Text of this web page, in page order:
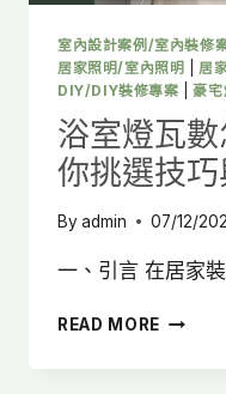
燈
光
配
置
全
解
析
室內設計案例/室內裝修
居家照明/室內照明
|居
DIY/DIY裝修專案 |豪
浴室燈瓦
你挑選技
Byadmin 07/12/
一、引言 在居家
READ MORE